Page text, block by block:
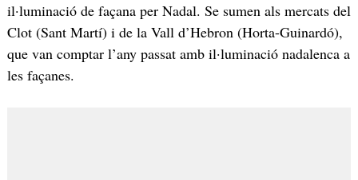
il·luminació de façana per Nadal. Se sumen als mercats del
Clot (Sant Martí) i de la Vall d’Hebron (Horta-Guinardó),
que van comptar l’any passat amb il·luminació nadalenca a
les façanes.